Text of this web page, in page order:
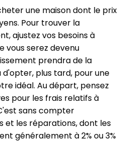
une maison dont le prix
Pour trouver la
ajustez vos besoins à
vous serez devenu
prendra de la
plus tard, pour une
idéal. Au départ, pensez
pour les frais relatifs à
sans compter
et les réparations, dont les
généralement à 2% ou 3%